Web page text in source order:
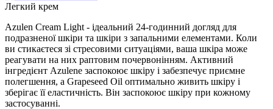
Легкий крем
Azulen Cream Light - ідеальний 24-годинний догляд для
подразненої шкіри та шкіри з запальними елементами. Коли
ви стикаєтеся зі стресовими ситуаціями, ваша шкіра може
реагувати на них раптовим почервонінням. Активний
інгредієнт Azulene заспокоює шкіру і забезпечує приємне
полегшення, а Grapeseed Oil оптимально живить шкіру і
зберігає її еластичність. Він заспокоює шкіру при кожному
застосуванні.